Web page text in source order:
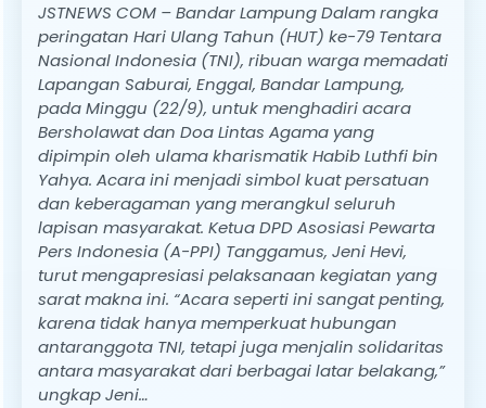
JSTNEWS COM – Bandar Lampung Dalam rangka
peringatan Hari Ulang Tahun (HUT) ke-79 Tentara
Nasional Indonesia (TNI), ribuan warga memadati
Lapangan Saburai, Enggal, Bandar Lampung,
pada Minggu (22/9), untuk menghadiri acara
Bersholawat dan Doa Lintas Agama yang
dipimpin oleh ulama kharismatik Habib Luthfi bin
Yahya. Acara ini menjadi simbol kuat persatuan
dan keberagaman yang merangkul seluruh
lapisan masyarakat. Ketua DPD Asosiasi Pewarta
Pers Indonesia (A-PPI) Tanggamus, Jeni Hevi,
turut mengapresiasi pelaksanaan kegiatan yang
sarat makna ini. “Acara seperti ini sangat penting,
karena tidak hanya memperkuat hubungan
antaranggota TNI, tetapi juga menjalin solidaritas
antara masyarakat dari berbagai latar belakang,”
ungkap Jeni…